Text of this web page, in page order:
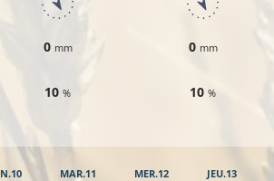
0 mm
10%
0 mm
10%
MAR.11 MER.12 JEU.13